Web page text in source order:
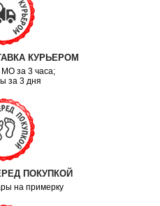
КУРЬЕРОМ
за 3 часа;
за 3 дня
ПОКУПКОЙ
на примерку